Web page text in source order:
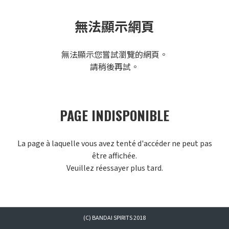
無法顯示網頁
無法顯示您嘗試瀏覽的網頁。
請稍後再試。
PAGE INDISPONIBLE
La page à laquelle vous avez tenté d'accéder ne peut pas
être affichée.
Veuillez réessayer plus tard.
(C) BANDAI SPIRITS 2018